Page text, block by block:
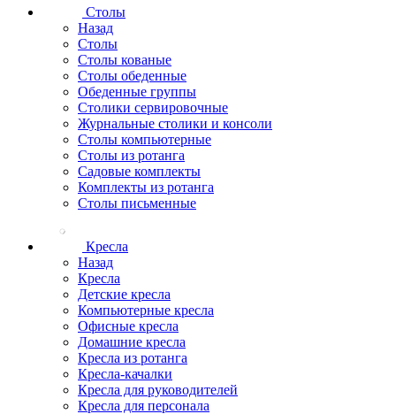
Столы
Назад
Столы
Столы кованые
Столы обеденные
Обеденные группы
Столики сервировочные
Журнальные столики и консоли
Столы компьютерные
Столы из ротанга
Садовые комплекты
Комплекты из ротанга
Столы письменные
Кресла
Назад
Кресла
Детские кресла
Компьютерные кресла
Офисные кресла
Домашние кресла
Кресла из ротанга
Кресла-качалки
Кресла для руководителей
Кресла для персонала